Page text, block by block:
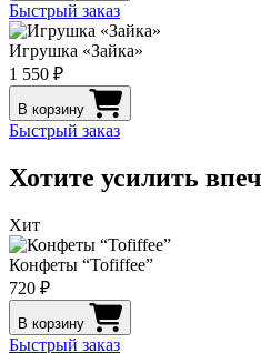
Быстрый заказ
Игрушка «Зайка»
1 550 ₽
В корзину
Быстрый заказ
Хотите усилить
Хит
Конфеты “Tofiffee”
720 ₽
В корзину
Быстрый заказ